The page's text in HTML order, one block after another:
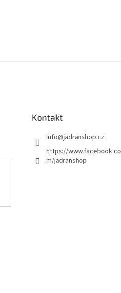
Kontakt
info@jadranshop.cz
https://www.facebook.co
m/jadranshop